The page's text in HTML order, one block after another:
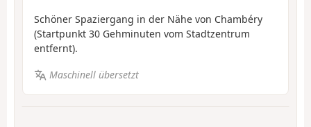
Schöner Spaziergang in der Nähe von Chambéry
(Startpunkt 30 Gehminuten vom Stadtzentrum
entfernt).
Maschinell übersetzt